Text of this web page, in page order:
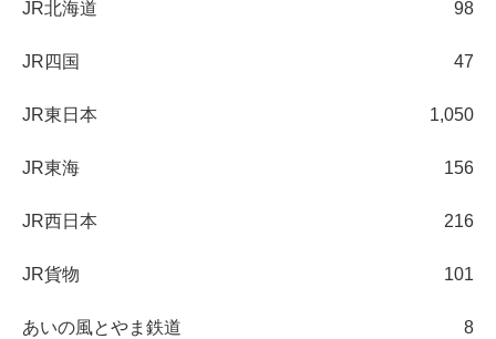
JR北海道 98
JR四国 47
JR東日本 1,050
JR東海 156
JR西日本 216
JR貨物 101
あいの風とやま鉄道 8